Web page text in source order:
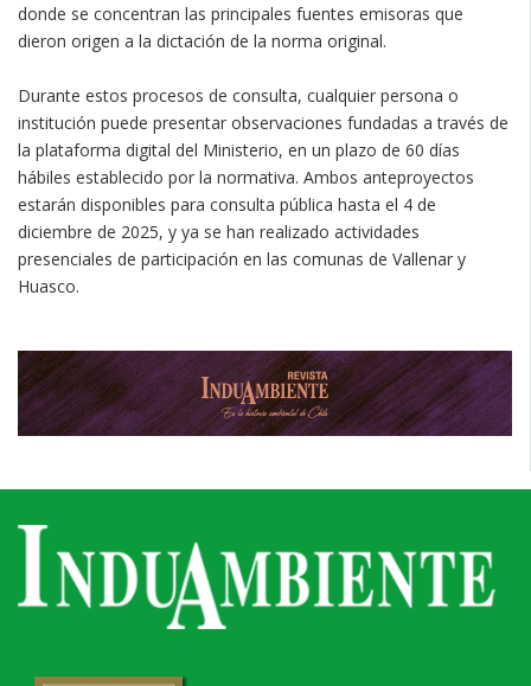
donde se concentran las principales fuentes emisoras que
dieron origen a la dictación de la norma original.
Durante estos procesos de consulta, cualquier persona o
institución puede presentar observaciones fundadas a través de
la plataforma digital del Ministerio, en un plazo de 60 días
hábiles establecido por la normativa. Ambos anteproyectos
estarán disponibles para consulta pública hasta el 4 de
diciembre de 2025, y ya se han realizado actividades
presenciales de participación en las comunas de Vallenar y
Huasco.